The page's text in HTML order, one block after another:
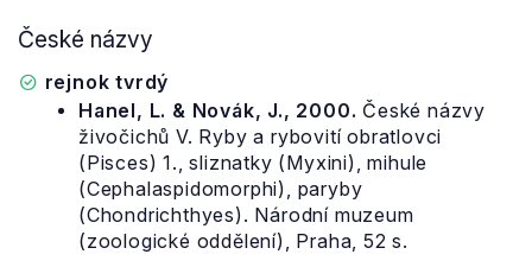
České názvy
rejnok tvrdý
Hanel, L. & Novák, J., 2000. České názvy
živočichů V. Ryby a rybovití obratlovci
(Pisces) 1., sliznatky (Myxini), mihule
(Cephalaspidomorphi), paryby
(Chondrichthyes). Národní muzeum
(zoologické oddělení), Praha, 52 s.